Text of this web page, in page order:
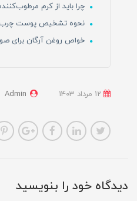
چرا باید از کرم
نحوه تشخیص پوست
خواص روغن آرگان برای
Admin
دیدگاه خود را بنویسید